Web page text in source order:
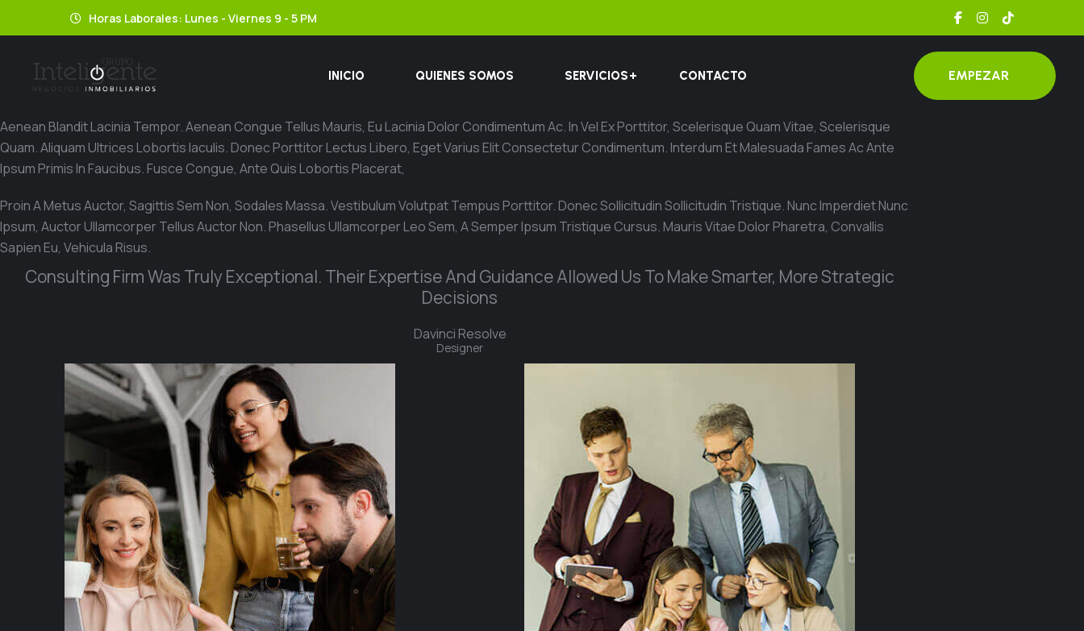
Horas Laborales: Lunes - Viernes 9 - 5 PM
INICIO QUIENES SOMOS SERVICIOS CONTACTO EMPEZAR
Aenean Blandit Lacinia Tempor. Aenean Congue Tellus Mauris, Eu Lacinia Dolor Condimentum Ac. In Vel Ex Porttitor, Scelerisque Quam Vitae, Scelerisque
Quam. Aliquam Ultrices Lobortis Iaculis. Donec Porttitor Lectus Libero, Eget Varius Elit Consectetur Condimentum. Interdum Et Malesuada Fames Ac Ante
Ipsum Primis In Faucibus. Fusce Congue, Ante Quis Lobortis Placerat,
Proin A Metus Auctor, Sagittis Sem Non, Sodales Massa. Vestibulum Volutpat Tempus Porttitor. Donec Sollicitudin Sollicitudin Tristique. Nunc Imperdiet Nunc
Ipsum, Auctor Ullamcorper Tellus Auctor Non. Phasellus Ullamcorper Leo Sem, A Semper Ipsum Tristique Cursus. Mauris Vitae Dolor Pharetra, Convallis
Sapien Eu, Vehicula Risus.
Consulting Firm Was Truly Exceptional. Their Expertise And Guidance Allowed Us To Make Smarter, More Strategic
Decisions
Davinci Resolve
Designer